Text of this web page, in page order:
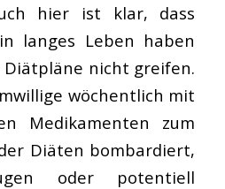
hier ist klar, dass
langes Leben haben
Diätpläne nicht greifen.
wöchentlich mit
Medikamenten zum
Diäten bombardiert,
oder potentiell